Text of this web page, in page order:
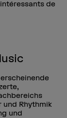
de
und Rhythmik
und